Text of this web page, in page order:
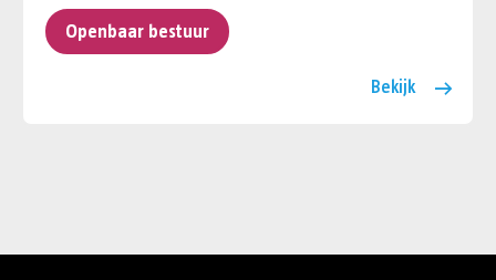
Openbaar bestuur
Bekijk